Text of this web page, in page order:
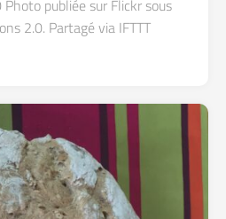
publiée sur Flickr sous
2.0. Partagé via IFTTT